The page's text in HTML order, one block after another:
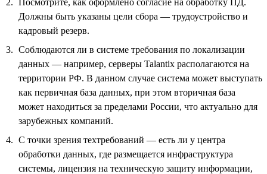
Должны быть указаны цели сбора — трудоустройство и
кадровый резерв.
Соблюдаются ли в системе требования по локализации
данных — например, серверы Talantix располагаются на
территории РФ. В данном случае система может выступать
как первичная база данных, при этом вторичная база
может находиться за пределами России, что актуально для
зарубежных компаний.
С точки зрения техтребований — есть ли у центра
обработки данных, где размещается инфраструктура
системы, лицензия на техническую защиту информации,